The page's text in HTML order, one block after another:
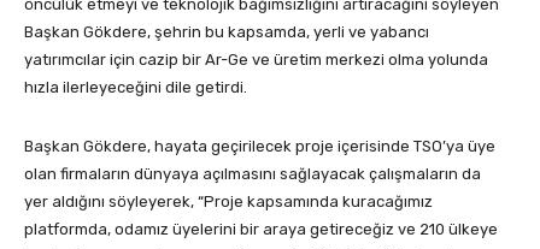
öncülük etmeyi ve teknolojik bağımsızlığını artıracağını söyleyen
Başkan Gökdere, şehrin bu kapsamda, yerli ve yabancı
yatırımcılar için cazip bir Ar-Ge ve üretim merkezi olma yolunda
hızla ilerleyeceğini dile getirdi.
Başkan Gökdere, hayata geçirilecek proje içerisinde TSO’ya üye
olan firmaların dünyaya açılmasını sağlayacak çalışmaların da
yer aldığını söyleyerek, “Proje kapsamında kuracağımız
platformda, odamız üyelerini bir araya getireceğiz ve 210 ülkeye